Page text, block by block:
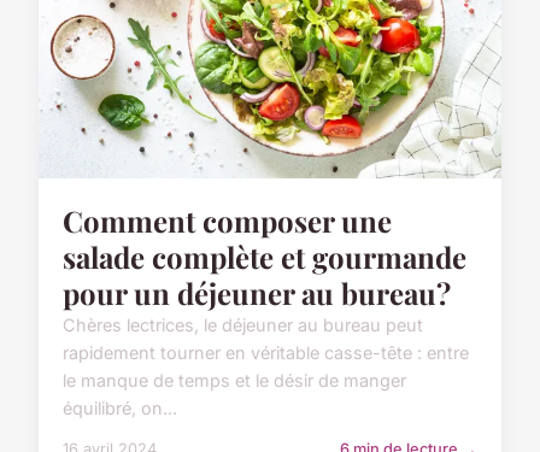
Comment composer une
salade complète et gourmande
pour un déjeuner au bureau?
Chères lectrices, le déjeuner au bureau peut
rapidement tourner en véritable casse-tête : entre
le manque de temps et le désir de manger
équilibré, on...